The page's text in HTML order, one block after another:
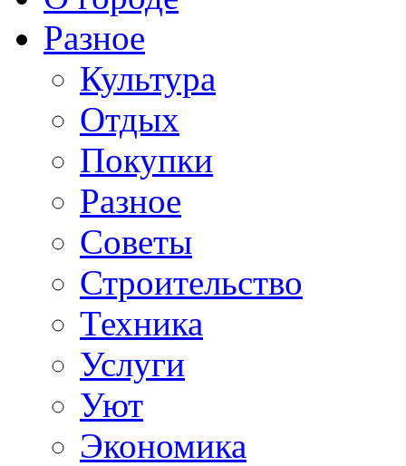
Разное
Культура
Отдых
Покупки
Разное
Советы
Строительство
Техника
Услуги
Уют
Экономика